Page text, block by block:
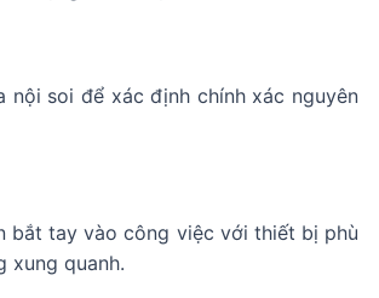
soi để xác định chính xác nguyên
bắt tay vào công việc với thiết bị phù
xung quanh.